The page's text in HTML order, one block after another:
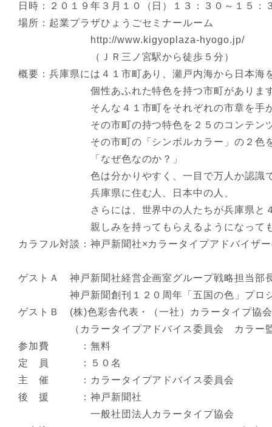
日時：２０１９年３月１０（日）１３：３０～１５：
場所：起業プラザひょうごセミナールーム
http://www.kigyoplaza-hyogo.jp/
（ＪＲ三ノ宮駅から徒歩５分）
概要：兵庫県には４１市町あり、瀬戸内海から日本海
個性あふれた特色を持つ市町がありま
そんな４１市町をそれぞれの市章を手が
その市町の持つ特色を２５のコンテンツ
その市町の「シンボルカラー」の２色を導
「なぜ色なのか？」
色は分かりやすく、一目で万人か認識でき
兵庫県に住む人、日本中の人、
さらには、世界中の人たちが兵庫県と４
親しみを持ってもらえるようになっても
カラフル対談：神戸新聞社×カラータイプアドバイザ
ゲストＡ 神戸新聞社経営企画室グループ戦略担当
神戸新聞創刊１２０周年「五国の色」プロジ
ゲストＢ (株)色彩舎代表・（一社）カラータイプ協
（カラータイプアドバイス委員会 カラー監
参加費 ：無料
定 員 ：５０名
主 催 ：カラータイプアドバイス委員会
後 援 ：神戸新聞社
一般社団法人カラータイプ協会